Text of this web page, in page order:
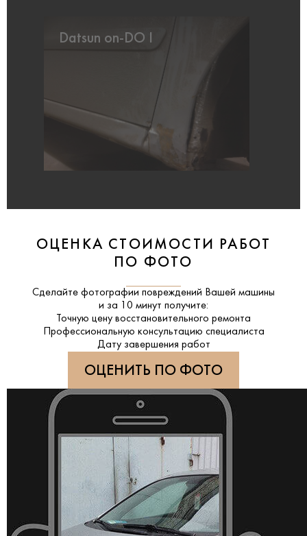
Datsun on-DO I
ОЦЕНКА СТОИМОСТИ РАБОТ
ПО ФОТО
Сделайте фотографии повреждений Вашей машины
и за 10 минут получите:
Точную цену восстановительного ремонта
Профессиональную консультацию специалиста
Дату завершения работ
ОЦЕНИТЬ ПО ФОТО